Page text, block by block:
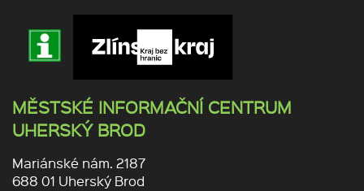
MĚSTSKÉ INFORMAČNÍ CENTRUM
UHERSKÝ BROD
Mariánské nám. 2187
688 01 Uherský Brod